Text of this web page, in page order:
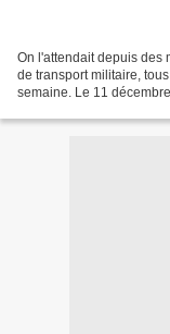
On l'attendait depuis des
de transport militaire,
semaine. Le 11